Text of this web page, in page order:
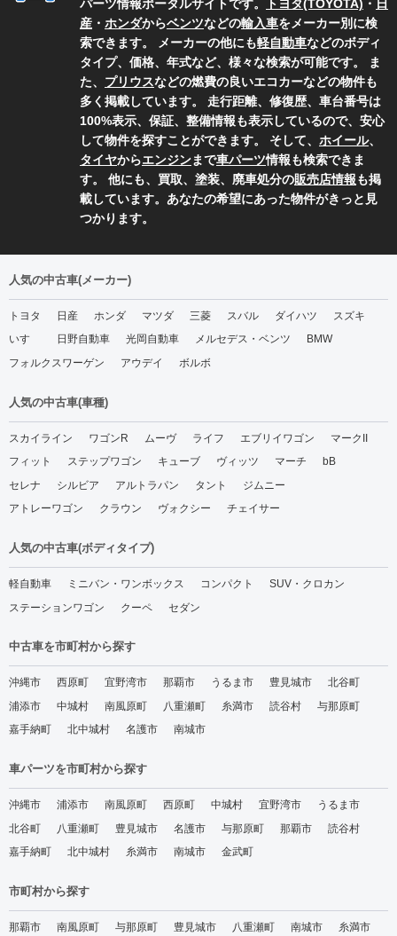
パーツ情報ポータルサイトです。
トヨタ(TOYOTA) ・ 日
産 ・ ホンダからベンツなどの輸入車をメーカー別に検
索できます。 メーカーの他にも軽自動車などのボディ
タイプ、価格、年式など、様々な検索が可能です。 ま
た、 プリウスなどの燃費の良いエコカーなどの物件も
多く掲載しています。 走行距離、修復歴、車台番号は
100%表示、保証、整備情報も表示しているので、安心
して物件を探すことができます。 そして、 ホイール、
タイヤからエンジンまで車パーツ情報も検索できま
す。 他にも、買取、塗装、廃車処分の販売店情報も掲
載しています。あなたの希望にあった物件がきっと見
つかります。
人気の中古車(メーカー)
トヨタ 日産 ホンダ マツダ 三菱 スバル ダイハツ
スズキ
いすゞ
日野自動車 光岡自動車 メルセデス・ベンツ
BMW
フォルクスワーゲン
アウデイ ボルボ
人気の中古車(車種)
スカイライン ワゴンR ムーヴ ライフ エブリイワゴン
マークII
フィット
ステップワゴン キューブ ヴィッツ マーチ
bB
セレナ
シルビア アルトラパン タント
ジムニー
アトレーワゴン
クラウン ヴォクシー チェイサー
人気の中古車(ボディタイプ)
軽自動車 ミニバン・ワンボックス コンパクト
SUV・クロカン
ステーションワゴン
クーペ セダン
中古車を市町村から探す
沖縄市 西原町 宜野湾市 那覇市 うるま市 豊見城市
北谷町
浦添市
中城村 南風原町 八重瀬町 糸満市 読谷村
与那原町
嘉手納町
北中城村 名護市 南城市
車パーツを市町村から探す
沖縄市 浦添市 南風原町 西原町 中城村 宜野湾市
うるま市
北谷町
八重瀬町 豊見城市 名護市 与那原町 那覇市
読谷村
嘉手納町
北中城村 糸満市 南城市 金武町
市町村から探す
那覇市 南風原町 与那原町 豊見城市 八重瀬町 南城市
糸満市